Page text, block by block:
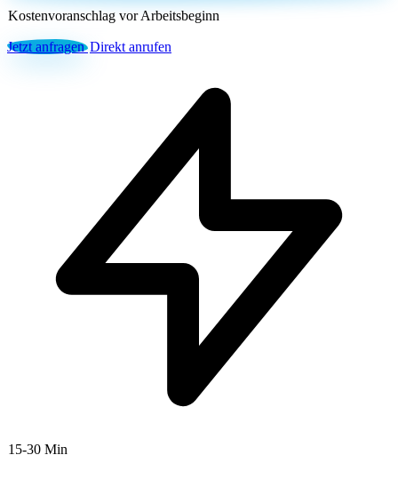
Kostenvoranschlag vor Arbeitsbeginn
Jetzt anfragenDirekt anrufen
15-30 Min